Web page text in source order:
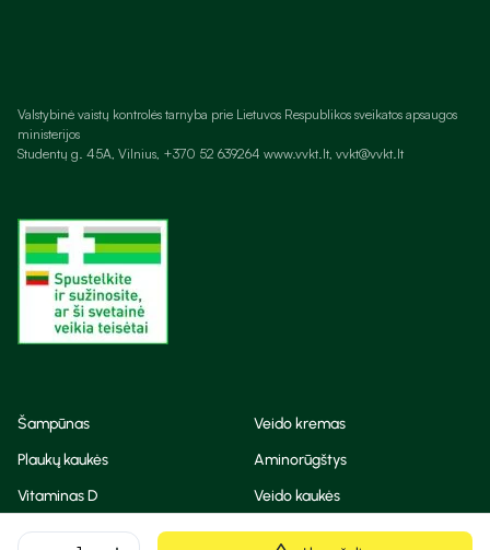
Valstybinė vaistų kontrolės tarnyba prie Lietuvos Respublikos sveikatos apsaugos
ministerijos
Studentų g. 45A, Vilnius, +370 52 639264 www.vvkt.lt, vvkt@vvkt.lt
Šampūnas
Veido kremas
Plaukų kaukės
Aminorūgštys
Vitaminas D
Veido kaukės
Korėjietiška kosmetika
Eteriniai aliejai